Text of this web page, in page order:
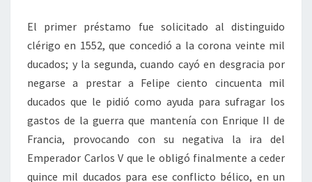
El primer préstamo fue solicitado al distinguido
clérigo en 1552, que concedió a la corona veinte mil
ducados; y la segunda, cuando cayó en desgracia por
negarse a prestar a Felipe ciento cincuenta mil
ducados que le pidió como ayuda para sufragar los
gastos de la guerra que mantenía con Enrique II de
Francia, provocando con su negativa la ira del
Emperador Carlos V que le obligó finalmente a ceder
quince mil ducados para ese conflicto bélico, en un